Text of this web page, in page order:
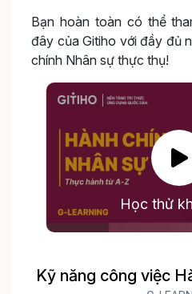
Bạn hoàn toàn có thể
đây của Gitiho với đầy đủ
chính Nhân sự thực thụ!
Học thử
Kỹ năng công việc